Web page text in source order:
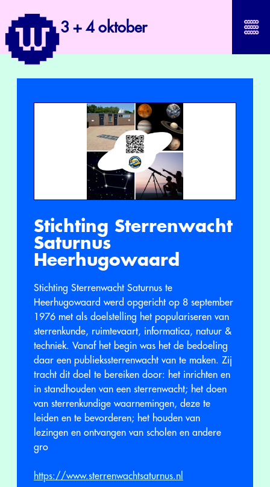
3 + 4 oktober
Stichting Sterrenwacht
Saturnus
Heerhugowaard
Stichting Sterrenwacht Saturnus te
Heerhugowaard werd opgericht op 8 september
1976 met als doelstelling het populariseren van
sterrenkunde, ruimtevaart, informatica, natuur &
techniek. Vanaf het begin was het de bedoeling
daar een publiekssterrenwacht van te maken. Zij
tracht dit doel te bereiken door: het inrichten en
in standhouden van een sterrenwacht; het doen
van sterrenkundige waarnemingen, deze te
leiden en te bevorderen; het houden van
lezingen en ontvangen van scholen en andere
gro
https://www.sterrenwachtsaturnus.nl